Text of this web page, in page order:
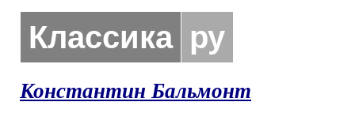
Классика ру
Константин Бальмонт